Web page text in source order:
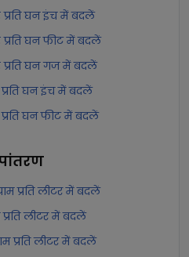
प्रति घन इंच में बदलें
प्रति घन फीट में बदलें
प्रति घन गज में बदलें
प्रति घन इंच में बदलें
प्रति घन फीट में बदलें
प्रति लीटर में बदलें
प्रति लीटर में बदलें
प्रति लीटर में बदलें